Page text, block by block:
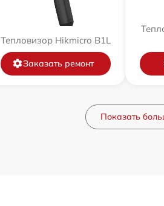
Тепловизор Hikmicro B1L
Заказать ремонт
Показать